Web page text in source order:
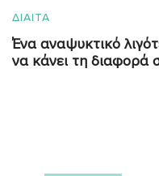
ΔΙΑΙΤΑ
Ένα αναψυκτικό
να κάνει τη διαφορά